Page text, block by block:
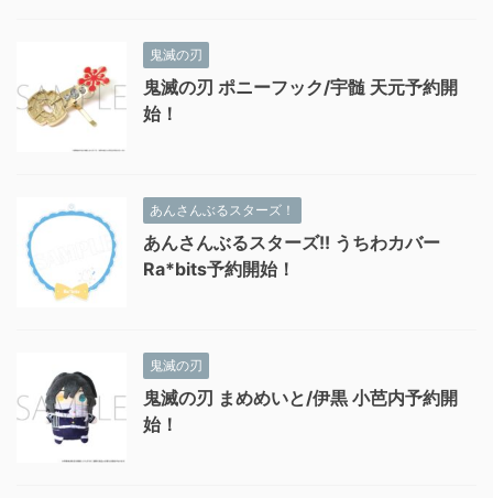
鬼滅の刃
鬼滅の刃 ポニーフック/宇髄 天元予約開
始！
あんさんぶるスターズ！
あんさんぶるスターズ!! うちわカバー
Ra*bits予約開始！
鬼滅の刃
鬼滅の刃 まめめいと/伊黒 小芭内予約開
始！